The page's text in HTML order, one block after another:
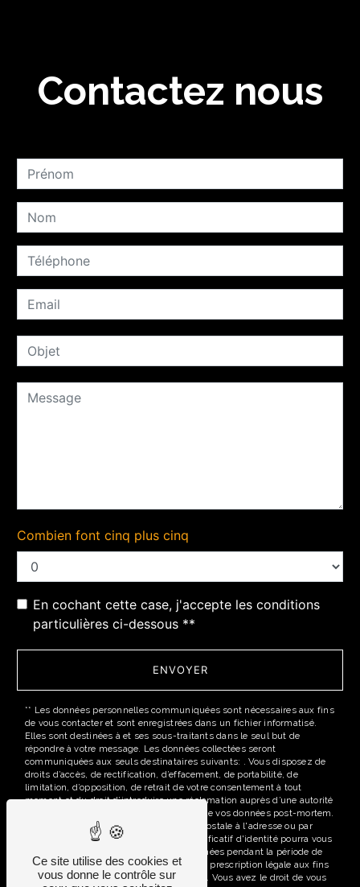
Contactez nous
Combien font cinq plus cinq
En cochant cette case, j'accepte les conditions
particulières ci-dessous **
ENVOYER
** Les données personnelles communiquées sont nécessaires aux fins
de vous contacter et sont enregistrées dans un fichier informatisé.
Elles sont destinées à et ses sous-traitants dans le seul but de
répondre à votre message. Les données collectées seront
communiquées aux seuls destinataires suivants: . Vous disposez de
droits d’accès, de rectification, d’effacement, de portabilité, de
limitation, d’opposition, de retrait de votre consentement à tout
moment et du droit d’introduire une réclamation auprès d’une autorité
de contrôle, ainsi que d’organiser le sort de vos données post-mortem.
Vous pouvez exercer ces droits par voie postale à l'adresse ou par
courrier électronique à l'adresse . Un justificatif d'identité pourra vous
être demandé. Nous conservons vos données pendant la période de
prise de contact puis pendant la durée de prescription légale aux fins
probatoires et de gestion des contentieux. Vous avez le droit de vous
Ce site utilise des cookies et
vous donne le contrôle sur